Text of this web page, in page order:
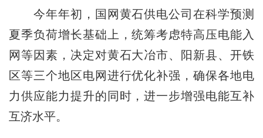
今年年初，国网黄石供电公司在科学预测
夏季负荷增长基础上，统筹考虑特高压电能入
网等因素，决定对黄石大冶市、阳新县、开铁
区等三个地区电网进行优化补强，确保各地电
力供应能力提升的同时，进一步增强电能互补
互济水平。